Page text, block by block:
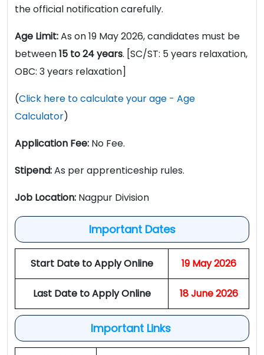
the official notification carefully.
Age Limit:As on 19 May 2026, candidates must be
between15 to 24 years. [SC/ST: 5 years relaxation,
OBC: 3 years relaxation]
(Click here to calculate your age - Age
Calculator)
Application Fee: No Fee.
Stipend:As per apprenticeship rules.
Job Location: Nagpur Division
Important Dates
Start Date to Apply Online 19 May 2026
Last Date to Apply Online 18 June 2026
Important Links